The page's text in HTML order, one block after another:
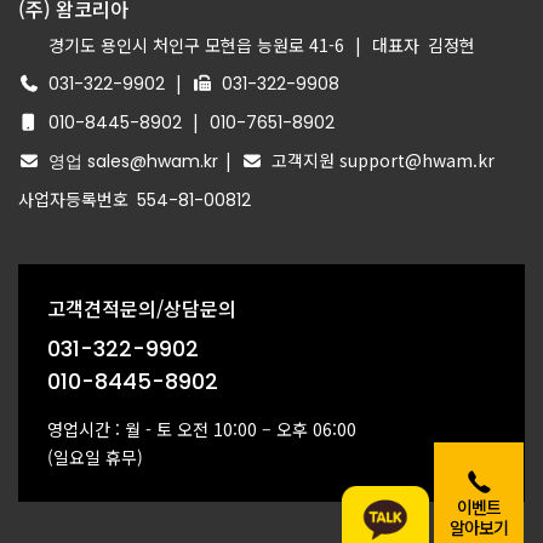
이벤트
알아보기
(주) 왐코리아
경기도 용인시 처인구 모현읍 능원로 41-6 | 대표자 김정현
031-322-9902 |
031-322-9908
010-8445-8902 | 010-7651-8902
영업 sales@hwam.kr |
고객지원 support@hwam.kr
사업자등록번호 554-81-00812
고객견적문의/상담문의
031-322-9902
010-8445-8902
영업시간 : 월 - 토 오전 10:00 – 오후 06:00
(일요일 휴무)